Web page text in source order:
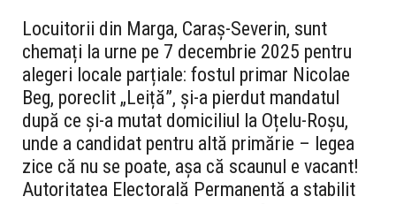
Locuitorii din Marga, Caraș-Severin, sunt
chemați la urne pe 7 decembrie 2025 pentru
alegeri locale parțiale: fostul primar Nicolae
Beg, poreclit „Leiță”, și-a pierdut mandatul
după ce și-a mutat domiciliul la Oțelu-Roșu,
unde a candidat pentru altă primărie – legea
zice că nu se poate, așa că scaunul e vacant!
Autoritatea Electorală Permanentă a stabilit